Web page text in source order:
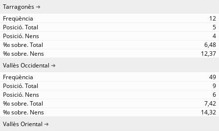
Tarragonès
12
5
4
6,48
12,37
Vallès Occidental
49
9
6
7,42
14,32
Vallès Oriental